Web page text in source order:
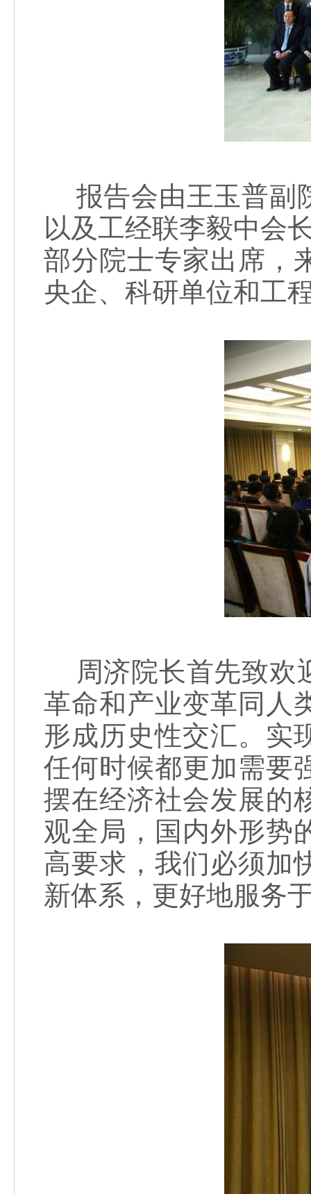
报告会由王玉普副
以及工经联李毅中会
部分院士专家出席，
央企、科研单位和工
周济院长首先致欢
革命和产业变革同人
形成历史性交汇。实
任何时候都更加需要
摆在经济社会发展的
观全局，国内外形势
高要求，我们必须加
新体系，更好地服务